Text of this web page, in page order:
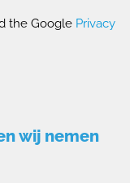
the Google Privacy
wij nemen